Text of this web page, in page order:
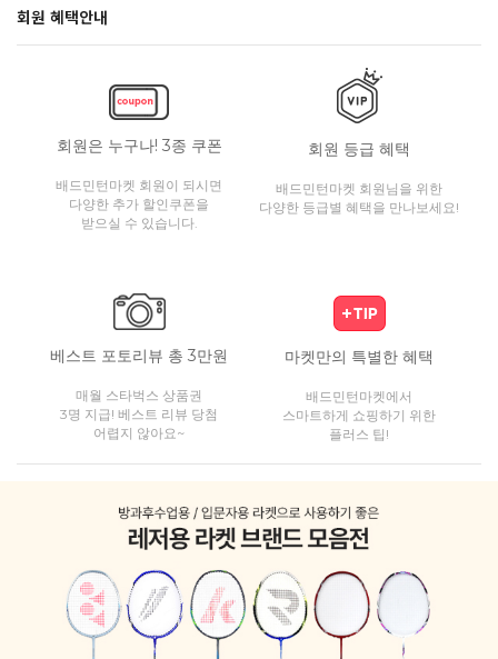
회원 혜택안내
회원은 누구나! 3종 쿠폰
배드민턴마켓 회원이 되시면
다양한 추가 할인쿠폰을
받으실 수 있습니다.
회원 등급 혜택
배드민턴마켓 회원님을 위한
다양한 등급별 혜택을 만나보세요!
베스트 포토리뷰 총 3만원
매월 스타벅스 상품권
3명 지급! 베스트 리뷰 당첨
어렵지 않아요~
마켓만의 특별한 혜택
배드민턴마켓에서
스마트하게 쇼핑하기 위한
플러스 팁!